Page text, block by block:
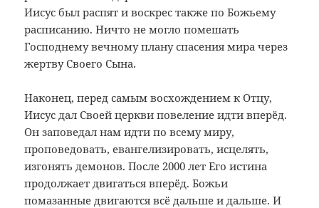
Иисус был распят и воскрес также по Божьему
расписанию. Ничто не могло помешать
Господнему вечному плану спасения мира через
жертву Своего Сына.
Наконец, перед самым восхождением к Отцу,
Иисус дал Своей церкви повеление идти вперёд.
Он заповедал нам идти по всему миру,
проповедовать, евангелизировать, исцелять,
изгонять демонов. После 2000 лет Его истина
продолжает двигаться вперёд. Божьи
помазанные двигаются всё дальше и дальше. И